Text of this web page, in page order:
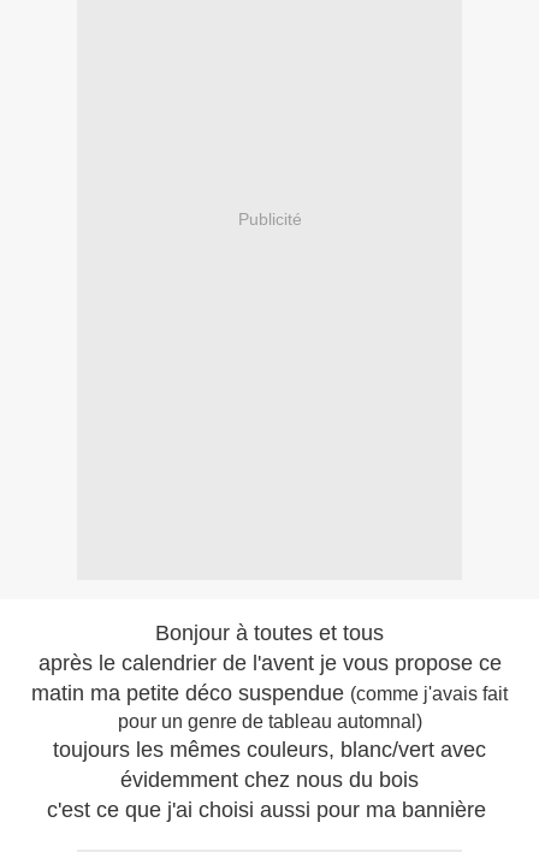
Publicité
Bonjour à toutes et tous
après le calendrier de l'avent je vous propose ce
matin ma petite déco suspendue (comme j'avais fait
pour un genre de tableau automnal)
toujours les mêmes couleurs, blanc/vert avec
évidemment chez nous du bois
c'est ce que j'ai choisi aussi pour ma bannière